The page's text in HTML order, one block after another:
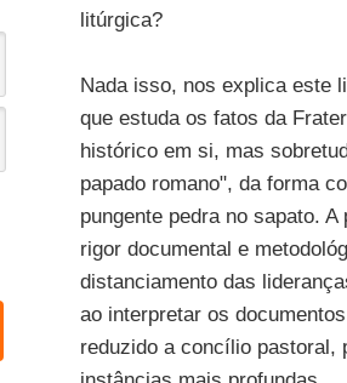
litúrgica?
Nada isso, nos explica este
que estuda os fatos da
histórico em si, mas
papado romano", da forma
pungente pedra no sapato.
rigor documental e
distanciamento das
ao interpretar os
reduzido a concílio pastoral,